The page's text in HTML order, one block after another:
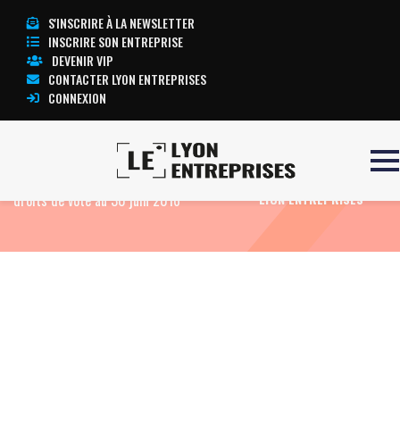
S'INSCRIRE À LA NEWSLETTER
INSCRIRE SON ENTREPRISE
DEVENIR VIP
CONTACTER LYON ENTREPRISES
CONNEXION
TESSI : Déclaration des
droits de vote au 30 juin 2016
TOUTE L’ACTUALITÉ
LYON ENTREPRISES